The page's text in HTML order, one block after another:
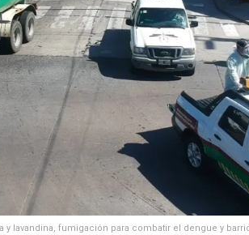
lavandina, fumigación para combatir el dengue y